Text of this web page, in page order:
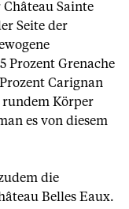
Sainte
Seite der
Prozent Grenache
Carignan
Körper
es von diesem
die
Belles Eaux.